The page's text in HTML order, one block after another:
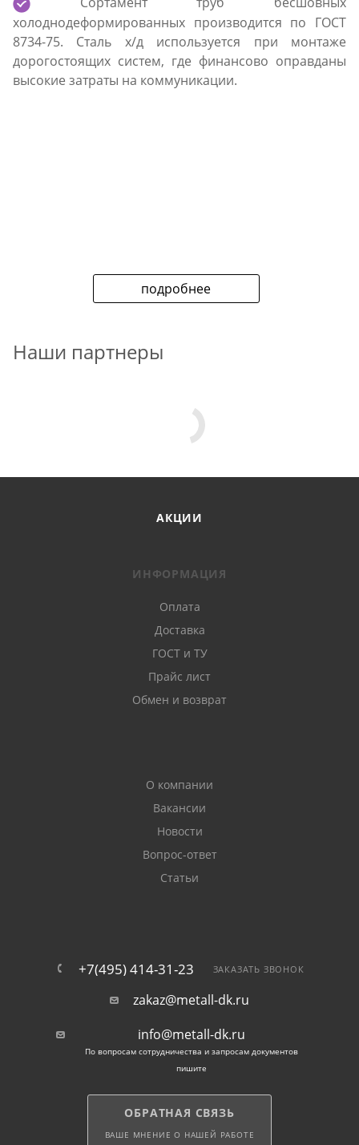
холоднодеформированных производится по ГОСТ
8734-75. Сталь х/д используется при монтаже
дорогостоящих систем, где финансово оправданы
высокие затраты на коммуникации.
подробнее
Наши партнеры
АКЦИИ
ИНФОРМАЦИЯ
Оплата
Доставка
ГОСТ и ТУ
Прайс лист
Обмен и возврат
О компании
Вакансии
Новости
Вопрос-ответ
Статьи
+7(495) 414-31-23 ЗАКАЗАТЬ ЗВОНОК
zakaz@metall-dk.ru
info@metall-dk.ru
По вопросам сотрудничества и запросам документов
пишите
ОБРАТНАЯ СВЯЗЬ
ВАШЕ МНЕНИЕ О НАШЕЙ РАБОТЕ